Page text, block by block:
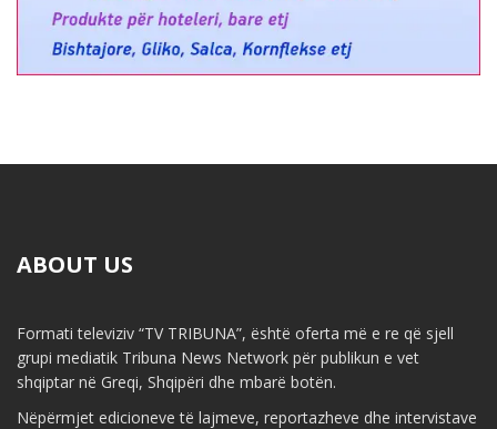
ABOUT US
Formati televiziv “TV TRIBUNA”, është oferta më e re që sjell
grupi mediatik Tribuna News Network për publikun e vet
shqiptar në Greqi, Shqipëri dhe mbarë botën.
Nëpërmjet edicioneve të lajmeve, reportazheve dhe intervistave